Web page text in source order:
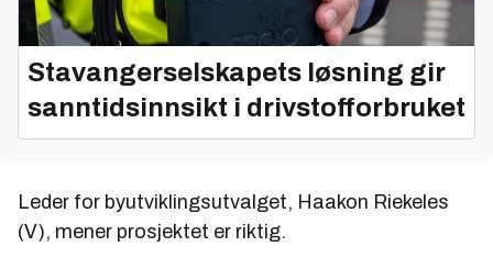
Stavangerselskapets løsning gir
sanntidsinnsikt i drivstofforbruket
Leder for byutviklingsutvalget, Haakon Riekeles
(V), mener prosjektet er riktig.